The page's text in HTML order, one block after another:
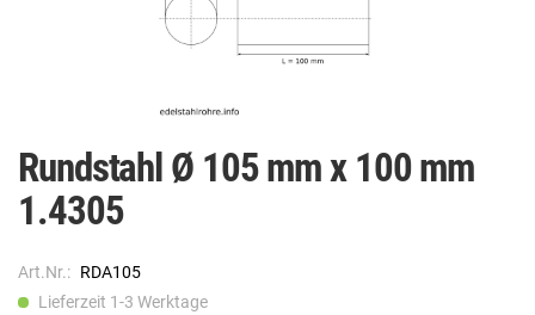
Rundstahl Ø 105 mm x 100 mm
1.4305
Art.Nr.: RDA105
Lieferzeit 1-3 Werktage